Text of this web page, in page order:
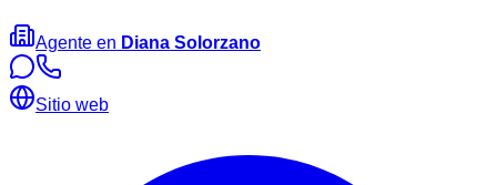
Agente en Diana Solorzano
Sitio web